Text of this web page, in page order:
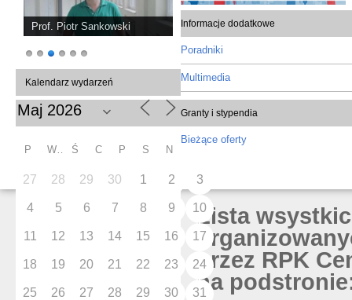
Prof. Piotr Sankowski
Kalendarz wydarzeń
P Ś C P S N
27 28 29 30 1 2 3
4 5 6 7 8 9 10
11 12 13 14 15 16 17
18 19 20 21 22 23 24
25 26 27 28 29 30 31
Informacje dodatkowe
Poradniki
Multimedia
Granty i stypendia
Bieżące oferty
Lista
przez RPK
na